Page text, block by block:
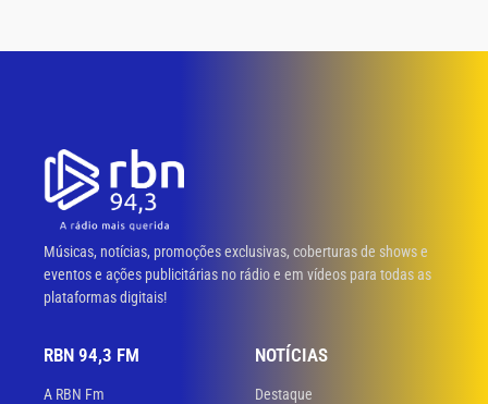
Músicas, notícias, promoções exclusivas, coberturas de shows e
eventos e ações publicitárias no rádio e em vídeos para todas as
plataformas digitais!
RBN 94,3 FM
A RBN Fm
NOTÍCIAS
Destaque